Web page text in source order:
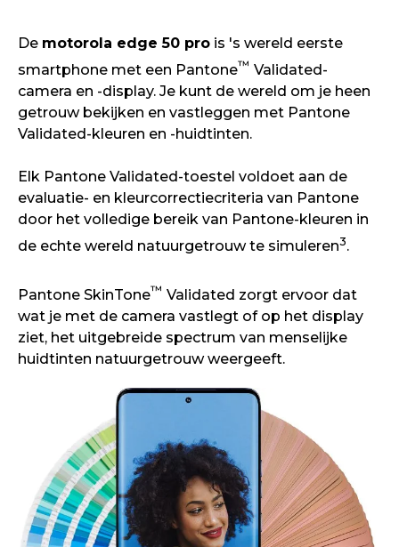
De motorola edge 50 pro is 's wereld eerste
smartphone met een Pantone™ Validated-
camera en -display. Je kunt de wereld om je heen
getrouw bekijken en vastleggen met Pantone
Validated-kleuren en -huidtinten.
Elk Pantone Validated-toestel voldoet aan de
evaluatie- en kleurcorrectiecriteria van Pantone
door het volledige bereik van Pantone-kleuren in
de echte wereld natuurgetrouw te simuleren3.
Pantone SkinTone™ Validated zorgt ervoor dat
wat je met de camera vastlegt of op het display
ziet, het uitgebreide spectrum van menselijke
huidtinten natuurgetrouw weergeeft.